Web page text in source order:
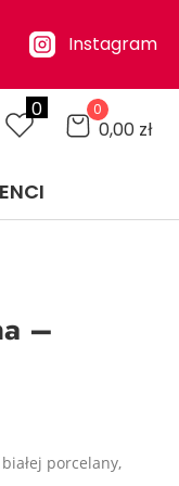
Instagram
0 0
0,00 zł
–
porcelany,